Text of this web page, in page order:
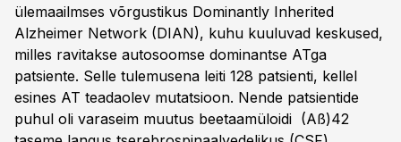
ülemaailmses võrgustikus Dominantly Inherited
Alzheimer Network (DIAN), kuhu kuuluvad keskused,
milles ravitakse autosoomse dominantse ATga
patsiente. Selle tulemusena leiti 128 patsienti, kellel
esines AT teadaolev mutatsioon. Nende patsientide
puhul oli varaseim muutus beetaamüloidi (Aß)42